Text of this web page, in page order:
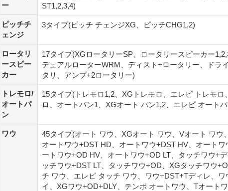
ー
ピッチチ
ェンジ
ロータリ
ースピー
カー
トレモロ/
オートパ
ン
ワウ
ー
ST1,2,3,4)
ピッチチ
ェンジ
3タイプ(ピッチ チェンジXG、ピッチCHG1,2)
ロータリ
ースピー
カー
17タイプ(XGロータリーSP、ロータリースピーカー
デュアルローターWRM、ディスト+ロータリー、ドラ
タリ、アンプ+2ロータリー)
トレモ
ロ/オー
トパン
15タイプ(トレモロ1,2、XGトレモロ、エレピ トレモ
ロ、オートパン1、XGオート パン1,2、エレピ オート
ワウ
45タイプ(オート ワウ、XGオート ワウ、Vオート ワウ
オートワウ+DST HD、オートワウ+DST HV、オート
ートワウ+OD HV、オートワウ+OD LT、タッチワウ+
ッチワウ+DST LT、タッチワウ+OD、XGタッチワウ
チ ワウ、エレピ タッチ ワウ、ワウ+DST+Tディレ、
イ、XGワウ+OD+DLY、テンポ オートワウ、Tオート